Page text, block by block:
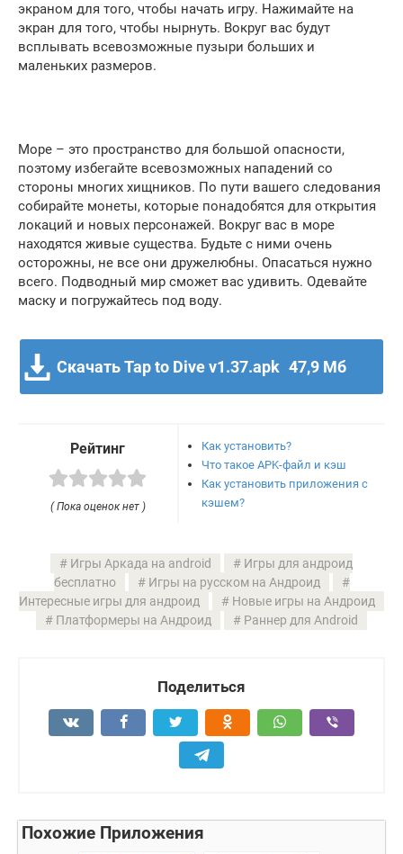
экраном для того, чтобы начать игру. Нажимайте на
экран для того, чтобы нырнуть. Вокруг вас будут
всплывать всевозможные пузыри больших и
маленьких размеров.
Море – это пространство для большой опасности,
поэтому избегайте всевозможных нападений со
стороны многих хищников. По пути вашего следования
собирайте монеты, которые понадобятся для открытия
локаций и новых персонажей. Вокруг вас в море
находятся живые существа. Будьте с ними очень
осторожны, не все они дружелюбны. Опасаться нужно
всего. Подводный мир сможет вас удивить. Одевайте
маску и погружайтесь под воду.
Скачать Tap to Dive v1.37.apk 47,9 Мб
Рейтинг
( Пока оценок нет )
Как установить?
Что такое APK-файл и кэш
Как установить приложения с
кэшем?
Игры Аркада на android
Игры для андроид
бесплатно
Игры на русском на Андроид
Интересные игры для андроид
Новые игры на Андроид
Платформеры на Андроид
Раннер для Android
Поделиться
Похожие Приложения